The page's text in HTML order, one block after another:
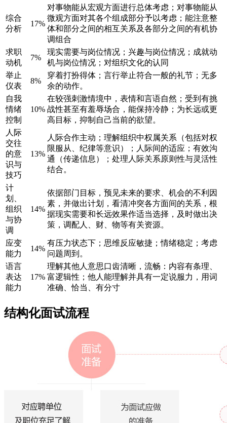
综合
分析
17%
对事物能从宏观方面进行总体考虑；对事物能从
微观方面对其各个组成部分予以考虑；能注意整
体和部分之间的相互关系及各部分之间的有机协
调组合
求职
动机
7%
现实需要与岗位情况；兴趣与岗位情况；成就动
机与岗位情况；对组织文化的认同
举止
仪表
8%
穿着打扮得体；言行举止符合一般的礼节；无多
余的动作。
自我
情绪
控制
10%
在较强刺激情境中，表情和言语自然；受到有挑
战性甚至有羞辱场合，能保持冷静；为长远或更
高目标，抑制自己当前的欲望。
人际
交往
的意
识与
技巧
13%
人际合作主动；理解组织中权属关系（包括对权
限服从、纪律等意识）；人际间的适应；有效沟
通（传递信息）；处理人际关系原则性与灵活性
结合。
计
划、
组织
与协
调
14%
依据部门目标，预见未来的要求、机会的不利因
素，并做出计划，看清冲突各方面间的关系，根
据现实需要和长远效果作适当选择，及时做出决
策，调配人、财、物等有关资源。
应变
能力
14%
有压力状态下；思维反应敏捷；情绪稳定；考虑
问题周到。
语言
表达
能力
17%
理解其他人意思口齿清晰，流畅：内容有条理、
富逻辑性；他人能理解并具有一定说服力，用词
准确、恰当、有分寸
结构化面试流程